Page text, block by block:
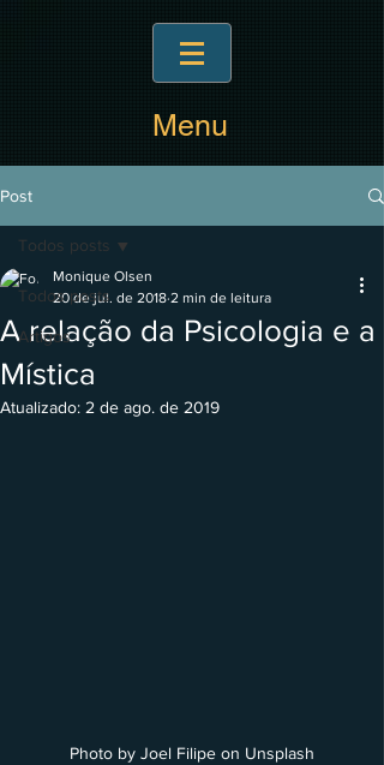
Menu
Post
Todos posts
Artigos
Todos posts
A relação da Psicologia e a
Mística
Monique Olsen
20 de jul. de 2018 2 min de leitura
Atualizado: 2 de ago. de 2019
Photo by Joel Filipe on Unsplash